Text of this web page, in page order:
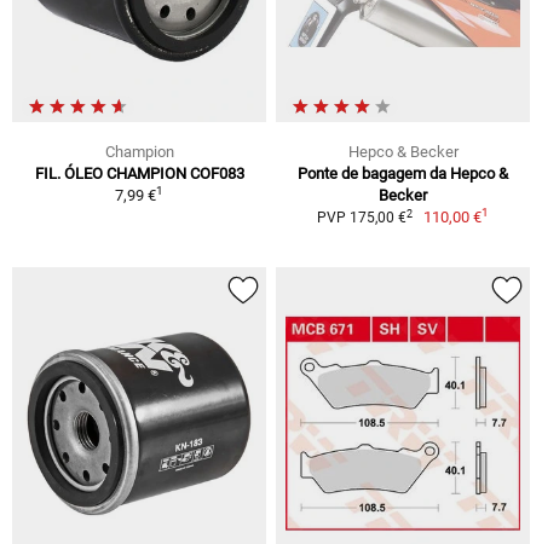
Champion
FIL. ÓLEO CHAMPION COF083
7,99 €1
Hepco & Becker
Ponte de bagagem da Hepco &
Becker
PVP 175,00 €2 110,00 €1